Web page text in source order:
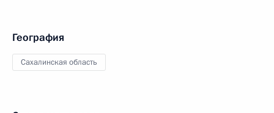
География
Сахалинская область